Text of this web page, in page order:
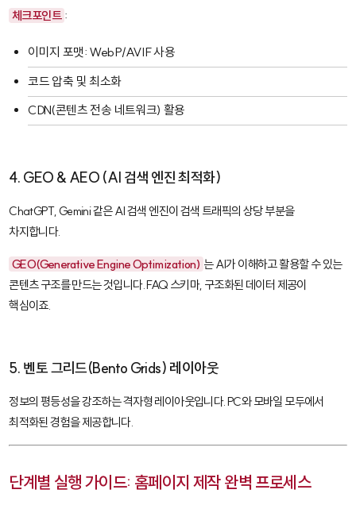
체크포인트 :
이미지 포맷: WebP/AVIF 사용
코드 압축 및 최소화
CDN(콘텐츠 전송 네트워크) 활용
4. GEO & AEO (AI 검색 엔진 최적화)
ChatGPT, Gemini 같은 AI 검색 엔진이 검색 트래픽의 상당 부분을
차지합니다.
GEO(Generative Engine Optimization) 는 AI가 이해하고 활용할 수 있는
콘텐츠 구조를 만드는 것입니다. FAQ 스키마, 구조화된 데이터 제공이
핵심이죠.
5. 벤토 그리드(Bento Grids) 레이아웃
정보의 평등성을 강조하는 격자형 레이아웃입니다. PC와 모바일 모두에서
최적화된 경험을 제공합니다.
단계별 실행 가이드: 홈페이지 제작 완벽 프로세스